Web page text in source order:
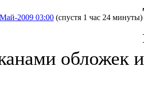
2009 03:00 (спустя 1 час 24 минуты)
обложек